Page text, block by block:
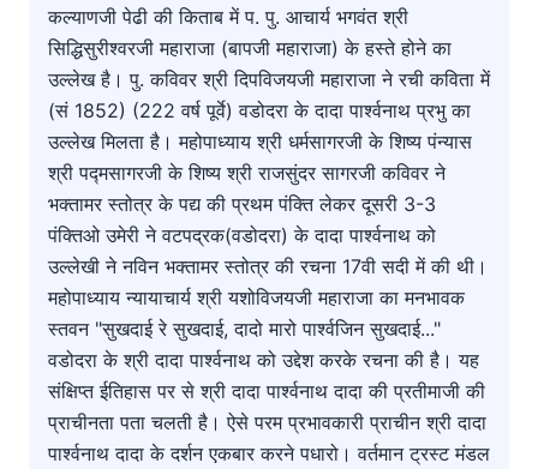
कल्याणजी पेढी की किताब में प. पु. आचार्य भगवंत श्री
सिद्धिसुरीश्वरजी महाराजा (बापजी महाराजा) के हस्ते होने का
उल्लेख है। पु. कविवर श्री दिपविजयजी महाराजा ने रची कविता में
(सं 1852) (222 वर्ष पूर्वे) वडोदरा के दादा पार्श्वनाथ प्रभु का
उल्लेख मिलता है। महोपाध्याय श्री धर्मसागरजी के शिष्य पंन्यास
श्री पद्मसागरजी के शिष्य श्री राजसुंदर सागरजी कविवर ने
भक्तामर स्तोत्र के पद्य की प्रथम पंक्ति लेकर दूसरी 3-3
पंक्तिओ उमेरी ने वटपद्रक(वडोदरा) के दादा पार्श्वनाथ को
उल्लेखी ने नविन भक्तामर स्तोत्र की रचना 17वी सदी में की थी।
महोपाध्याय न्यायाचार्य श्री यशोविजयजी महाराजा का मनभावक
स्तवन "सुखदाई रे सुखदाई, दादो मारो पार्श्वजिन सुखदाई..."
वडोदरा के श्री दादा पार्श्वनाथ को उद्देश करके रचना की है। यह
संक्षिप्त ईतिहास पर से श्री दादा पार्श्वनाथ दादा की प्रतीमाजी की
प्राचीनता पता चलती है। ऐसे परम प्रभावकारी प्राचीन श्री दादा
पार्श्वनाथ दादा के दर्शन एकबार करने पधारो। वर्तमान ट्रस्ट मंडल